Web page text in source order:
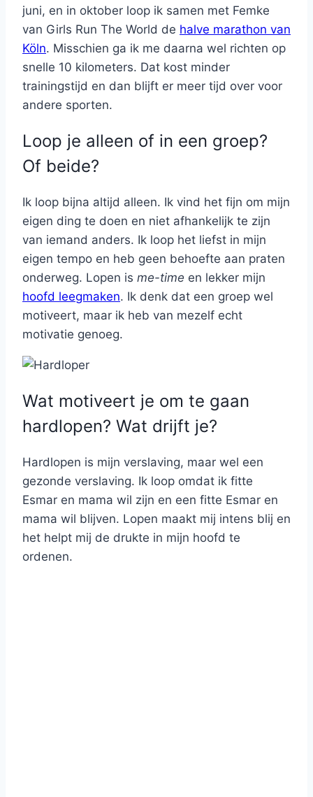
juni, en in oktober loop ik samen met Femke
van Girls Run The World de halve marathon van
Köln. Misschien ga ik me daarna wel richten op
snelle 10 kilometers. Dat kost minder
trainingstijd en dan blijft er meer tijd over voor
andere sporten.
Loop je alleen of in een groep?
Of beide?
Ik loop bijna altijd alleen. Ik vind het fijn om mijn
eigen ding te doen en niet afhankelijk te zijn
van iemand anders. Ik loop het liefst in mijn
eigen tempo en heb geen behoefte aan praten
onderweg. Lopen is me-time en lekker mijn
hoofd leegmaken. Ik denk dat een groep wel
motiveert, maar ik heb van mezelf echt
motivatie genoeg.
Wat motiveert je om te gaan
hardlopen? Wat drijft je?
Hardlopen is mijn verslaving, maar wel een
gezonde verslaving. Ik loop omdat ik fitte
Esmar en mama wil zijn en een fitte Esmar en
mama wil blijven. Lopen maakt mij intens blij en
het helpt mij de drukte in mijn hoofd te
ordenen.